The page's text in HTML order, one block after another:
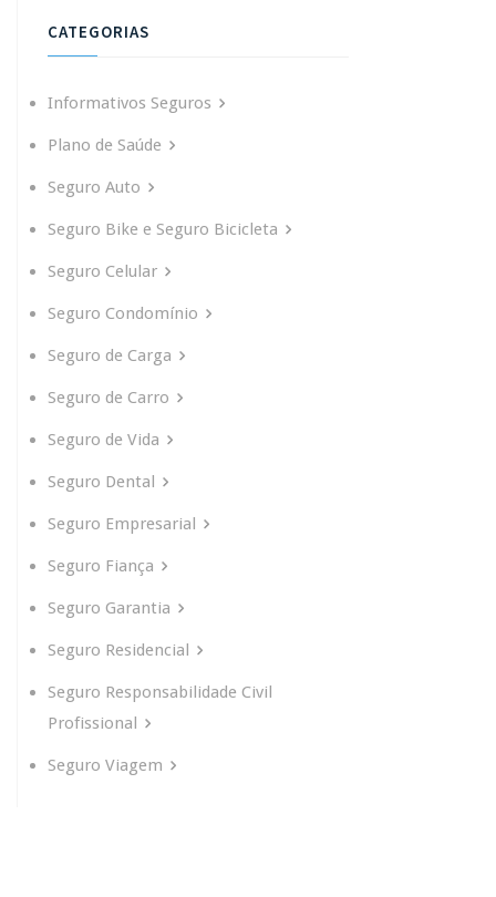
CATEGORIAS
Informativos Seguros
Plano de Saúde
Seguro Auto
Seguro Bike e Seguro Bicicleta
Seguro Celular
Seguro Condomínio
Seguro de Carga
Seguro de Carro
Seguro de Vida
Seguro Dental
Seguro Empresarial
Seguro Fiança
Seguro Garantia
Seguro Residencial
Seguro Responsabilidade Civil
Profissional
Seguro Viagem